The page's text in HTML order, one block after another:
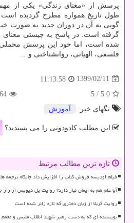
پرسش از «معنای زندگی» یکی از
طول تاریخ همواره مطرح گردیده
گویی به آن در دوران جدید به صورت
گرفته است. در پاسخ به چیستی معنای
شده است، اما خود این پرسش محملی
فلسفی، الهیاتی، روانشناختی و…
1399/02/11
11:13:58
5.0
/ 5
تگهای خبر:
آموزش
این مطلب کادودونی را می پسندید؟
تازه ترین مطالب مرتبط
فیلم اودیسه فروش کتاب را افزایش داد جایگاه ترجمه
آیا علم هم به ایمان نیاز دارد؟ روایت پل دیویس از راز
روایت کربلا از زبان دختری که تازه زائر شده است
نویسنده ای که به دست رهبر شهید انقلاب ملبس و